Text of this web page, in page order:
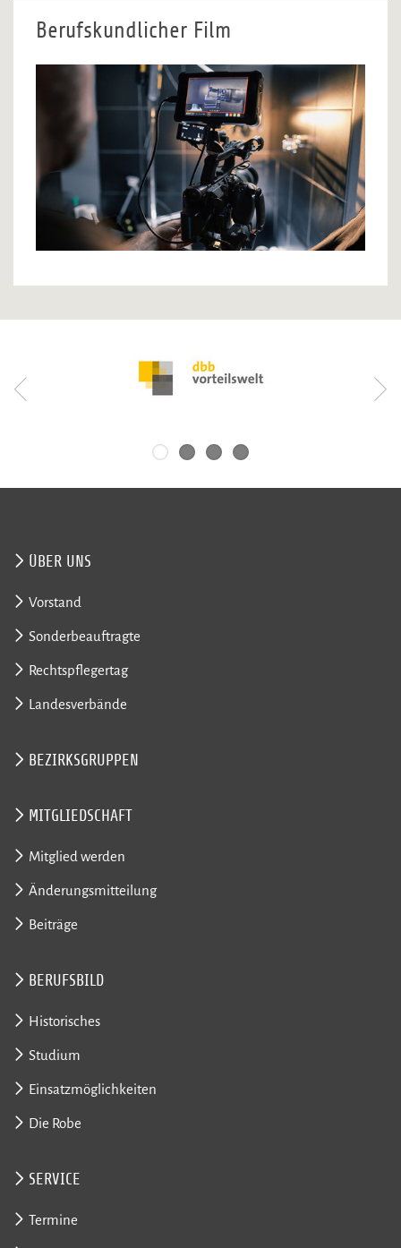
Berufskundlicher Film
ÜBER UNS
Vorstand
Sonderbeauftragte
Rechtspflegertag
Landesverbände
BEZIRKSGRUPPEN
MITGLIEDSCHAFT
Mitglied werden
Änderungsmitteilung
Beiträge
BERUFSBILD
Historisches
Studium
Einsatzmöglichkeiten
Die Robe
SERVICE
Termine